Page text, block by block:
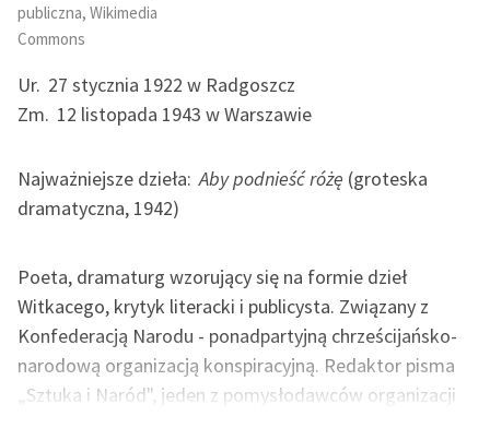
Feministyczne inspiracje.
Popularyzacja
feministycznej
Kolekcje edukacyjne
twórców przechodzących
Starego Testamentu
Odkurzamy bohaterów
Szkoła Poezji Wolnych
Lektur
publiczna, Wikimedia
Commons
Ur. 27 stycznia 1922 w Radgoszcz
Zm. 12 listopada 1943 w Warszawie
Najważniejsze dzieła: Aby podnieść różę (groteska
dramatyczna, 1942)
Poeta, dramaturg wzorujący się na formie dzieł
Witkacego, krytyk literacki i publicysta. Związany z
Konfederacją Narodu - ponadpartyjną chrześcijańsko-
narodową organizacją konspiracyjną. Redaktor pisma
„Sztuka i Naród", jeden z pomysłodawców organizacji